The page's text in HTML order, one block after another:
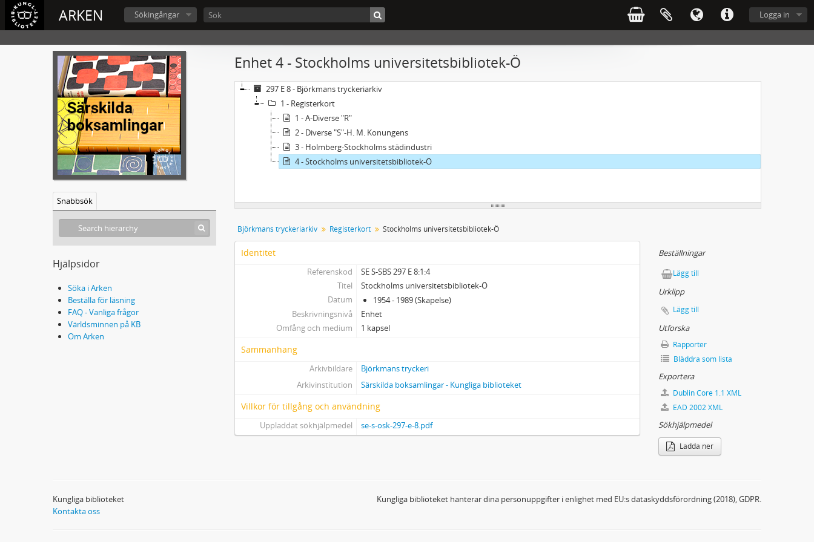
ARKEN Logga in
Sökingångar
Snabbsök
Hjälpsidor
Söka i Arken
Beställa för läsning
FAQ - Vanliga frågor
Världsminnen på KB
Om Arken
Enhet 4 - Stockholms universitetsbibliotek-Ö
297 E 8 - Björkmans tryckeriarkiv
1 - Registerkort
1 - A-Diverse "R"
2 - Diverse "S"-H. M. Konungens
3 - Holmberg-Stockholms städindustri
4 - Stockholms universitetsbibliotek-Ö
Björkmans tryckeriarkiv Registerkort Stockholms universitetsbibliotek-Ö
Identitet
Referenskod
SE S-SBS 297 E 8:1:4
Titel
Stockholms universitetsbibliotek-Ö
Datum
1954 - 1989 (Skapelse)
Beskrivningsnivå
Enhet
Omfång och medium
1 kapsel
Sammanhang
Arkivbildare
Björkmans tryckeri
Arkivinstitution
Särskilda boksamlingar - Kungliga biblioteket
Villkor för tillgång och användning
Uppladdat sökhjälpmedel se-s-osk-297-e-8.pdf
Beställningar
Lägg till
Urklipp
Lägg till
Utforska
Rapporter
Bläddra som lista
Exportera
Dublin Core 1.1 XML
EAD 2002 XML
Sökhjälpmedel
Ladda ner
Kungliga biblioteket
Kontakta oss
Kungliga biblioteket hanterar dina personuppgifter i enlighet med EU:s dataskyddsförordning (2018), GDPR.